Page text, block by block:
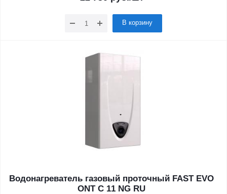
В корзину
Водонагреватель газовый проточный FAST EVO
ONT C 11 NG RU